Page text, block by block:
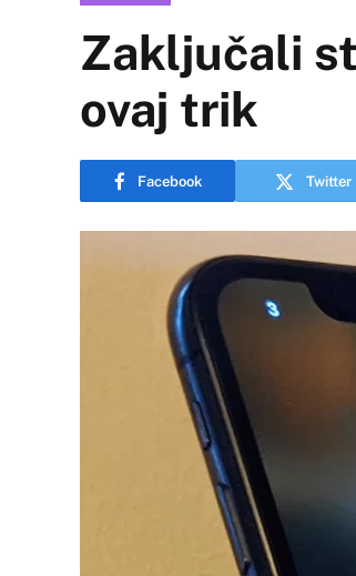
Zaključali
ovaj trik
Facebook Twitter